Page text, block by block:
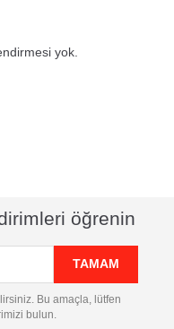
yok.
öğrenin
Bu amaçla, lütfen
bulun.